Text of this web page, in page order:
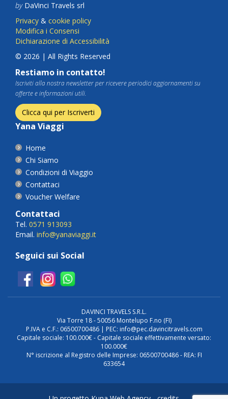
byDaVinci Travels srl
Privacy & cookie policy
Modifica i Consensi
Dichiarazione di Accessibilità
© 2026 | All Rights Reserved
Restiamo in contatto!
Iscriviti alla nostra newsletter per ricevere periodici aggiornamenti su
offerte e informazioni utili.
Clicca qui per Iscriverti
Yana Viaggi
Home
Chi Siamo
Condizioni di Viaggio
Contattaci
Voucher Welfare
Contattaci
Tel. 0571 913093
Email. info@yanaviaggi.it
Seguici sui Social
DAVINCI TRAVELS S.R.L.
Via Torre 18 - 50056 Montelupo F.no (FI)
P.IVA e C.F.: 06500700486 | PEC: info@pec.davincitravels.com
Capitale sociale: 100.000€ - Capitale sociale effettivamente versato:
100.000€
N° iscrizione al Registro delle Imprese: 06500700486 - REA: FI
633654